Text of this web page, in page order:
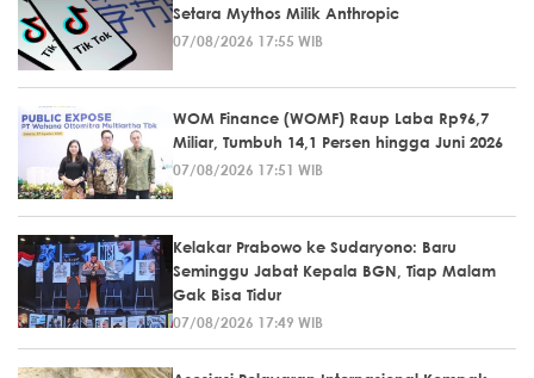
Setara Mythos Milik Anthropic
07/08/2026 17:55 WIB
WOM Finance (WOMF) Raup Laba Rp96,7
Miliar, Tumbuh 14,1 Persen hingga Juni 2026
07/08/2026 17:51 WIB
Kelakar Prabowo ke Sudaryono: Baru
Seminggu Jabat Kepala BGN, Tiap Malam
Gak Bisa Tidur
07/08/2026 17:49 WIB